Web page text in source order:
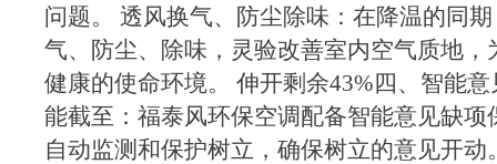
问题。 透风换气、防尘除味：在降温的同
气、防尘、除味，灵验改善室内空气质地，
健康的使命环境。 伸开剩余43%四、智能
能截至：福泰风环保空调配备智能意见缺项
自动监测和保护树立，确保树立的意见开动